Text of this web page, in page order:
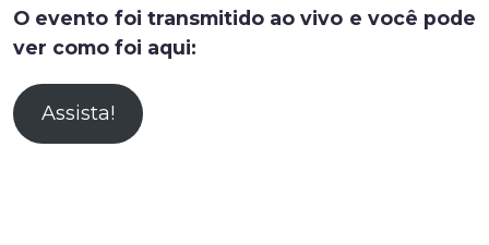
O evento foi transmitido ao vivo e você pode
ver como foi aqui:
Assista!